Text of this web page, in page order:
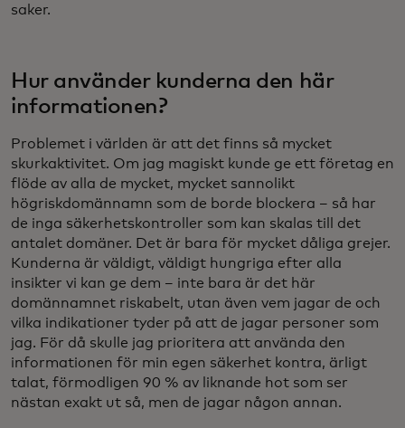
saker.
Hur använder kunderna den här
informationen?
Problemet i världen är att det finns så mycket
skurkaktivitet. Om jag magiskt kunde ge ett företag en
flöde av alla de mycket, mycket sannolikt
högriskdomännamn som de borde blockera – så har
de inga säkerhetskontroller som kan skalas till det
antalet domäner. Det är bara för mycket dåliga grejer.
Kunderna är väldigt, väldigt hungriga efter alla
insikter vi kan ge dem – inte bara är det här
domännamnet riskabelt, utan även vem jagar de och
vilka indikationer tyder på att de jagar personer som
jag. För då skulle jag prioritera att använda den
informationen för min egen säkerhet kontra, ärligt
talat, förmodligen 90 % av liknande hot som ser
nästan exakt ut så, men de jagar någon annan.